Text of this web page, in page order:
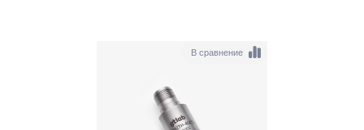
В сравнение